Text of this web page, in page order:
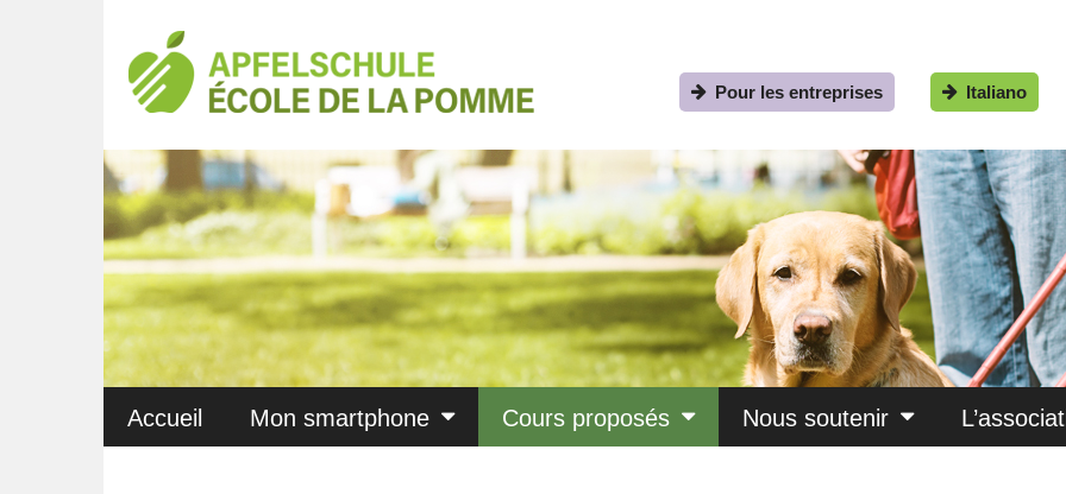
Italiano
Pour les entreprises
Accueil Mon smartphone Cours proposés Nous soutenir